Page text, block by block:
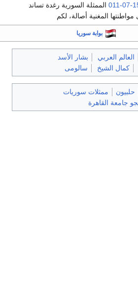
011-الممثلة السورية رغدة تساند
المغنية أصالة، لكم
بوابة سوريا
العربي
بشار الأسد
الشيخ سالومى
ممثلات سوريات
القاهرة